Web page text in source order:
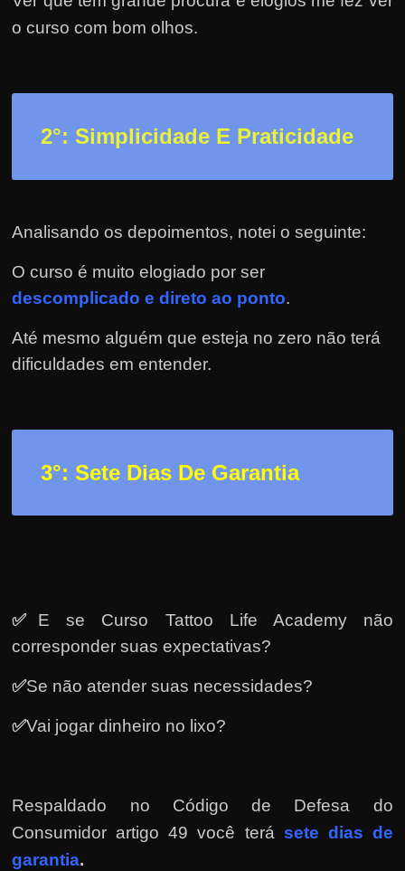
a
e
r
n
a
i
n
r
m
?
o curso com bom olhos.
2°: Simplicidade E Praticidade
Analisando os depoimentos, notei o seguinte:
O curso é muito elogiado por ser
descomplicado e direto ao ponto.
Até mesmo alguém que esteja no zero não terá
dificuldades em entender.
3°: Sete Dias De Garantia
✅ E se Curso Tattoo Life Academy não
corresponder suas expectativas?
✅Se não atender suas necessidades?
✅Vai jogar dinheiro no lixo?
Respaldado no Código de Defesa do
Consumidor artigo 49 você terá sete dias de
garantia.